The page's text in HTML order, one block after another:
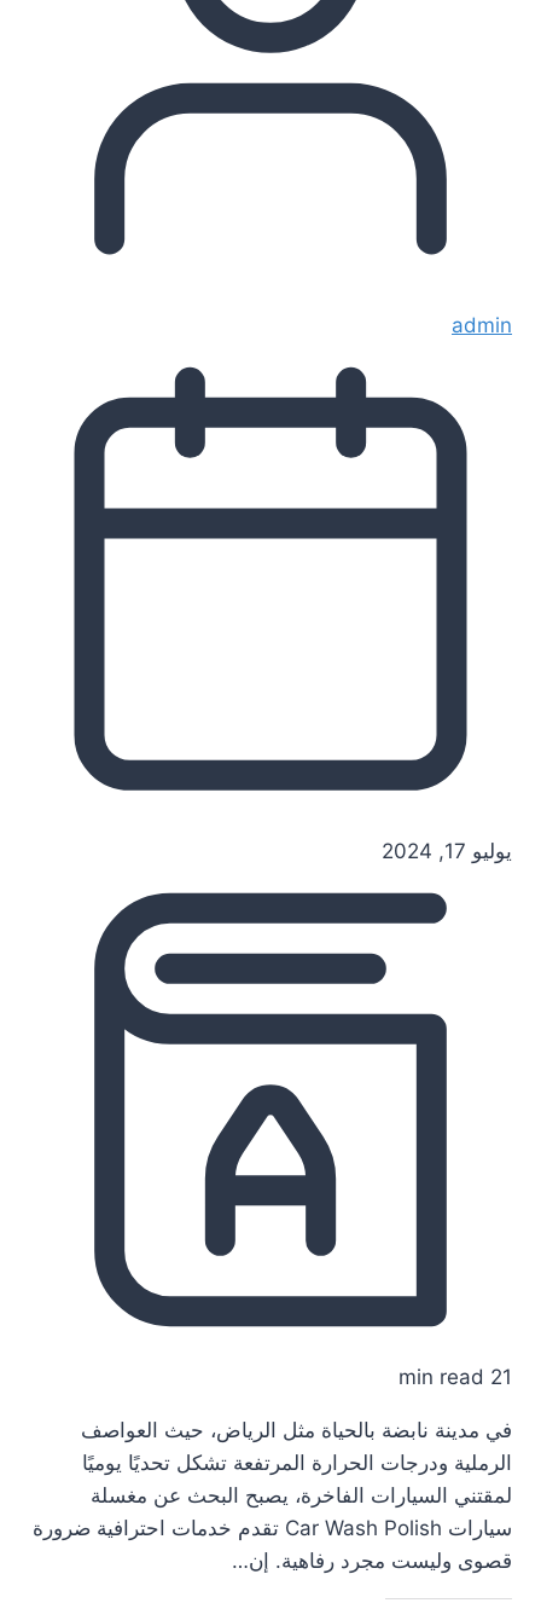
admin
يوليو 17, 2024
21 min read
في مدينة نابضة بالحياة مثل الرياض، حيث العواصف
الرملية ودرجات الحرارة المرتفعة تشكل تحديًا يوميًا
لمقتني السيارات الفاخرة، يصبح البحث عن مغسلة
سيارات Car Wash Polish تقدم خدمات احترافية ضرورة
قصوى وليست مجرد رفاهية. إن…